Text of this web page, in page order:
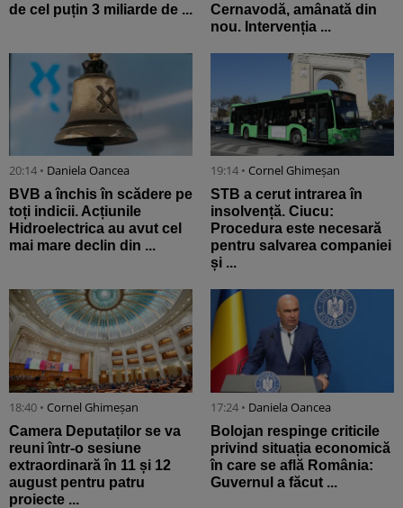
de cel puțin 3 miliarde de ...
Cernavodă, amânată din
nou. Intervenția ...
20:14 • Daniela Oancea
BVB a închis în scădere pe
toți indicii. Acțiunile
Hidroelectrica au avut cel
mai mare declin din ...
19:14 • Cornel Ghimeșan
STB a cerut intrarea în
insolvență. Ciucu:
Procedura este necesară
pentru salvarea companiei
și ...
18:40 • Cornel Ghimeșan
Camera Deputaților se va
reuni într-o sesiune
extraordinară în 11 și 12
august pentru patru
proiecte ...
17:24 • Daniela Oancea
Bolojan respinge criticile
privind situația economică
în care se află România:
Guvernul a făcut ...